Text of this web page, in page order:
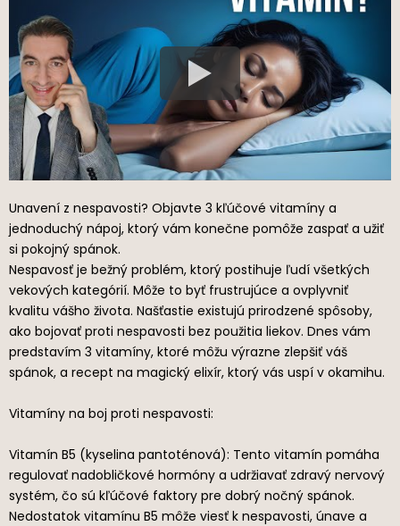
Unavení z nespavosti? Objavte 3 kľúčové vitamíny a
jednoduchý nápoj, ktorý vám konečne pomôže zaspať a užiť
si pokojný spánok.
Nespavosť je bežný problém, ktorý postihuje ľudí všetkých
vekových kategórií. Môže to byť frustrujúce a ovplyvniť
kvalitu vášho života. Našťastie existujú prirodzené spôsoby,
ako bojovať proti nespavosti bez použitia liekov. Dnes vám
predstavím 3 vitamíny, ktoré môžu výrazne zlepšiť váš
spánok, a recept na magický elixír, ktorý vás uspí v okamihu.
Vitamíny na boj proti nespavosti:
Vitamín B5 (kyselina pantoténová): Tento vitamín pomáha
regulovať nadobličkové hormóny a udržiavať zdravý nervový
systém, čo sú kľúčové faktory pre dobrý nočný spánok.
Nedostatok vitamínu B5 môže viesť k nespavosti, únave a